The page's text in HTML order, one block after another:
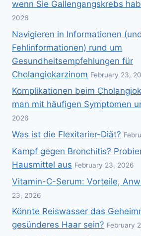
wenn Sie Gallengangskrebs
2026
Navigieren in Informationen (und
Fehlinformationen) rund um
Gesundheitsempfehlungen für
Cholangiokarzinom February 23,
Komplikationen beim
man mit häufigen Symptomen
2026
Was ist die Flexitarier-Diät?
Kampf gegen Bronchitis?
Hausmittel aus February 23, 2026
Vitamin-C-Serum: Vorteile,
23, 2026
Könnte Reiswasser das
gesünderes Haar sein? February